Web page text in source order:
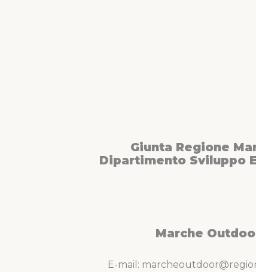
Giunta Regione
Dipartimento Sviluppo
Marche
E-mail: